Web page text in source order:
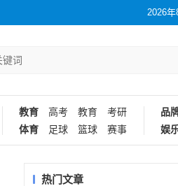
2026年
教育 高考 教育
考研
体育
足球 篮球 赛事
品
娱
热门文章